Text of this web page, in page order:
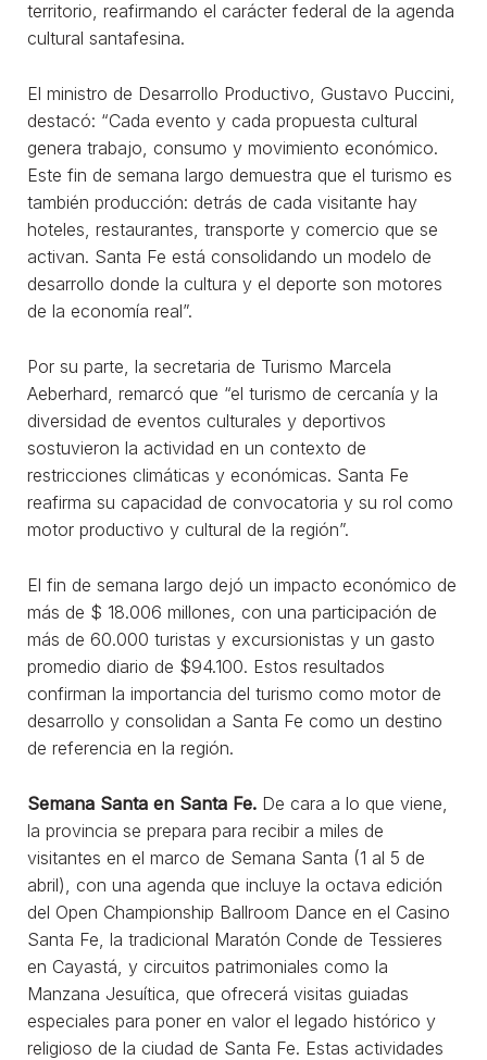
territorio, reafirmando el carácter federal de la agenda
cultural santafesina.
El ministro de Desarrollo Productivo, Gustavo Puccini,
destacó: “Cada evento y cada propuesta cultural
genera trabajo, consumo y movimiento económico.
Este fin de semana largo demuestra que el turismo es
también producción: detrás de cada visitante hay
hoteles, restaurantes, transporte y comercio que se
activan. Santa Fe está consolidando un modelo de
desarrollo donde la cultura y el deporte son motores
de la economía real”.
Por su parte, la secretaria de Turismo Marcela
Aeberhard, remarcó que “el turismo de cercanía y la
diversidad de eventos culturales y deportivos
sostuvieron la actividad en un contexto de
restricciones climáticas y económicas. Santa Fe
reafirma su capacidad de convocatoria y su rol como
motor productivo y cultural de la región”.
El fin de semana largo dejó un impacto económico de
más de $ 18.006 millones, con una participación de
más de 60.000 turistas y excursionistas y un gasto
promedio diario de $94.100. Estos resultados
confirman la importancia del turismo como motor de
desarrollo y consolidan a Santa Fe como un destino
de referencia en la región.
Semana Santa en Santa Fe. De cara a lo que viene,
la provincia se prepara para recibir a miles de
visitantes en el marco de Semana Santa (1 al 5 de
abril), con una agenda que incluye la octava edición
del Open Championship Ballroom Dance en el Casino
Santa Fe, la tradicional Maratón Conde de Tessieres
en Cayastá, y circuitos patrimoniales como la
Manzana Jesuítica, que ofrecerá visitas guiadas
especiales para poner en valor el legado histórico y
religioso de la ciudad de Santa Fe. Estas actividades